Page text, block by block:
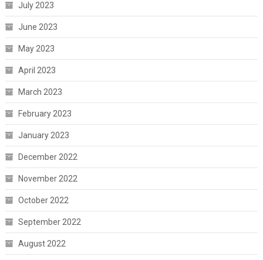
July 2023
June 2023
May 2023
April 2023
March 2023
February 2023
January 2023
December 2022
November 2022
October 2022
September 2022
August 2022